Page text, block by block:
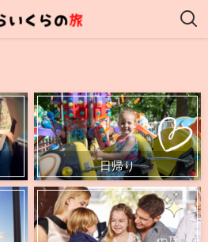
日帰り